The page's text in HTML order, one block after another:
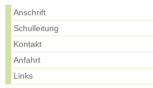
Anschrift
Schulleitung
Kontakt
Anfahrt
Links